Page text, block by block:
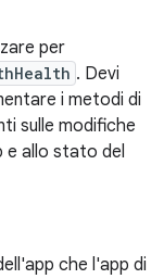
per
. Devi
i metodi di
sulle modifiche
e allo stato del
che l'app di